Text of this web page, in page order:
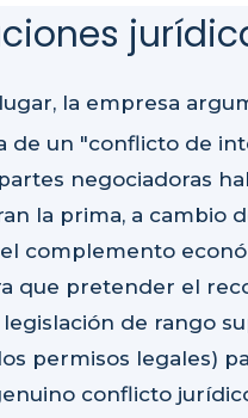
la empresa
de un "conflicto de
negociadoras
la prima, a cambio
complemento
que pretender el
de rango
permisos legales)
conflicto